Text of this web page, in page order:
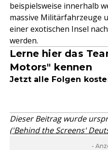
beispielsweise innerhalb
massive Militärfahrzeuge
einer exotischen Insel
werden.
Lerne hier das
Motors" kennen
Jetzt alle Folgen
Dieser Beitrag wurde
('Behind the Screens'
-